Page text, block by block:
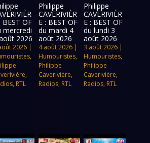
BEST OF
mercredi
2026
2026|
,
,
, RTL
Philippe
CAVERIVIÈR
E : BEST OF
du mardi 4
août 2026
4 août 2026|
Humouristes,
Philippe
Caverivière,
Radios, RTL
Philippe
CAVERIVIÈR
E : BEST OF
du lundi 3
août 2026
3 août 2026 |
Humouristes,
Philippe
Caverivière,
Radios, RTL